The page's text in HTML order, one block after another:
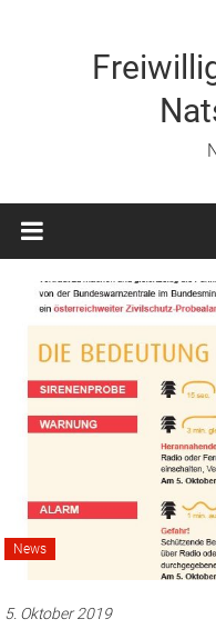
News
5. Oktober 2019